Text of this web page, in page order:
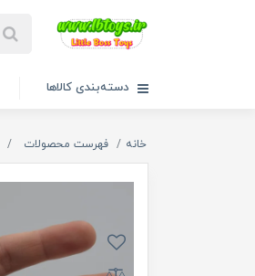
دسته‌بندی کالاها
خانه فهرست محصولات